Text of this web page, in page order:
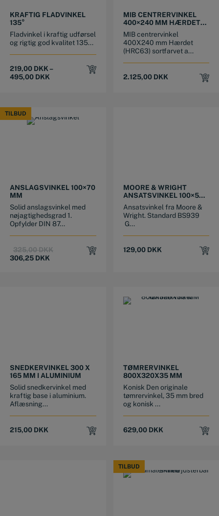
KRAFTIG FLADVINKEL
135°
Fladvinkel i kraftig udførsel
og rigtig god kvalitet 135...
219,00 DKK –
495,00 DKK
MIB CENTRERVINKEL
400×240 MM HÆRDET
SORTFARVET
ALUMINIUM
MIB centrervinkel
400X240 mm Hærdet
(HRC63) sortfarvet a...
2.125,00 DKK
TILBUD
TILBUD
ANSLAGSVINKEL 100×70
MM
Solid anslagsvinkel med
nøjagtighedsgrad 1.
Opfylder DIN 87...
325,00DKKOriginal
306,25 DKK
Current
MOORE & WRIGHT
ANSATSVINKEL 100×56
MM
Ansatsvinkel fra Moore &
Wright. Standard BS939
G...
129,00 DKK
SNEDKERVINKEL 300 X
165 MM I ALUMINIUM
Solid snedkervinkel med
kraftig base i aluminium.
Aflæsning...
215,00 DKK
TØMRERVINKEL
800X320X35 MM
Konisk Den originale
tømrervinkel, 35 mm bred
og konisk ...
629,00 DKK
TILBUD
TILBUD